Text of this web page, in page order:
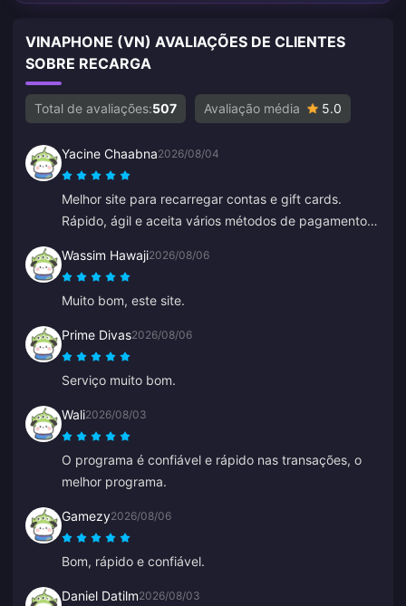
VINAPHONE (VN) AVALIAÇÕES DE CLIENTES
SOBRE RECARGA
Total de avaliações:507 Avaliação média 5.0
Yacine Chaabna2026/08/04
Melhor site para recarregar contas e gift cards.
Rápido, ágil e aceita vários métodos de pagamento.
Continuem assim!
Wassim Hawaji2026/08/06
Muito bom, este site.
Prime Divas2026/08/06
Serviço muito bom.
Wali2026/08/03
O programa é confiável e rápido nas transações, o
melhor programa.
Gamezy2026/08/06
Bom, rápido e confiável.
Daniel Datilm2026/08/03